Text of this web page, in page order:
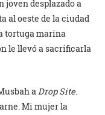
joven desplazado a
al oeste de la ciudad
tortuga marina
le llevó a sacrificarla
aDrop Site.
Mi mujer la